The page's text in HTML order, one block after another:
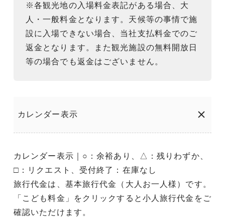
※各観光地の入場料金表記がある場合、大
人・一般料金となります。天候等の事情で施
設に入場できない場合、当社支払料金でのご
返金となります。また観光施設の無料開放日
等の場合でも返金はございません。
カレンダー表示
カレンダー表示｜○：余裕あり、△：残りわずか、
□：リクエスト、受付終了：在庫なし
旅行代金は、基本旅行代金（大人お一人様）です。
「こども料金」をクリックすると小人旅行代金をご
確認いただけます。